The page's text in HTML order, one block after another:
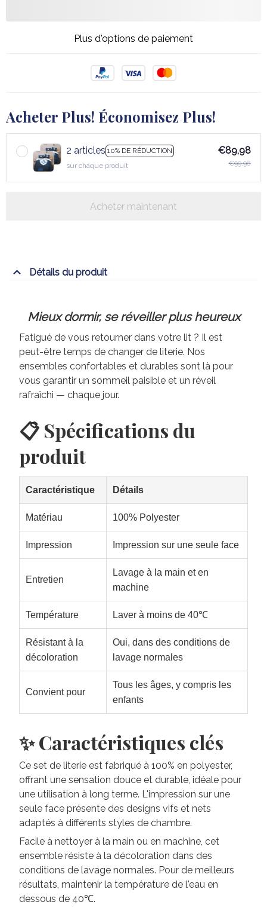
Plus d'options de paiement
Acheter Plus! Économisez Plus!
2 articles 10% DE RÉDUCTION
sur chaque produit
€89,98
€99,98
Acheter maintenant
Détails du produit
Mieux dormir, se réveiller plus heureux
Fatigué de vous retourner dans votre lit ? Il est
peut-être temps de changer de literie. Nos
ensembles confortables et durables sont là pour
vous garantir un sommeil paisible et un réveil
rafraîchi — chaque jour.
📋 Spécifications du
produit
Caractéristique Détails
Matériau 100% Polyester
Impression Impression sur une seule face
Entretien
Lavage à la main et en
machine
Température Laver à moins de 40℃
Résistant à la
décoloration
Oui, dans des conditions de
lavage normales
Convient pour
Tous les âges, y compris les
enfants
✨ Caractéristiques clés
Ce set de literie est fabriqué à 100% en polyester,
offrant une sensation douce et durable, idéale pour
une utilisation à long terme. L'impression sur une
seule face présente des designs vifs et nets
adaptés à différents styles de chambre.
Facile à nettoyer à la main ou en machine, cet
ensemble résiste à la décoloration dans des
conditions de lavage normales. Pour de meilleurs
résultats, maintenir la température de l'eau en
dessous de 40℃.